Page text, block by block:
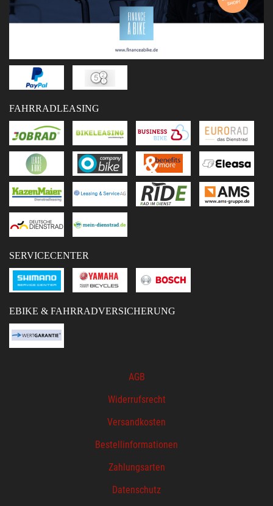
FAHRRADLEASING
SERVICECENTER
EBIKE & FAHRRADVERSICHERUNG
AGB
Widerrufsrecht
Versandkosten
Bestellinformationen
Zahlungsarten
Datenschutz